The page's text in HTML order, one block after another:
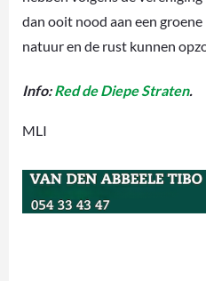
dan ooit nood aan een
natuur en de rust kunnen
Info:Red de Diepe Straten.
MLI